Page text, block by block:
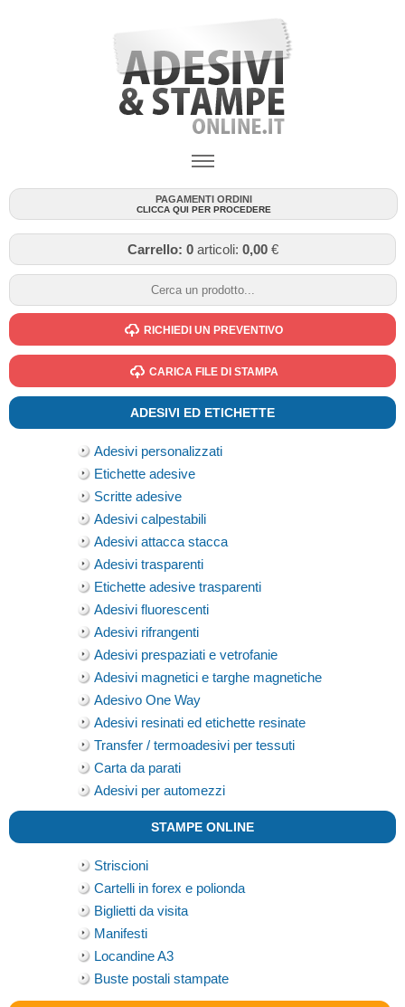
PAGAMENTI ORDINI
CLICCA QUI PER PROCEDERE
Carrello: 0articoli: 0,00€
RICHIEDI UN PREVENTIVO
CARICA FILE DI STAMPA
ADESIVI ED ETICHETTE
Adesivi personalizzati
Etichette adesive
Scritte adesive
Adesivi calpestabili
Adesivi attacca stacca
Adesivi trasparenti
Etichette adesive trasparenti
Adesivi fluorescenti
Adesivi rifrangenti
Adesivi prespaziati e vetrofanie
Adesivi magnetici e targhe magnetiche
Adesivo One Way
Adesivi resinati ed etichette resinate
Transfer / termoadesivi per tessuti
Carta da parati
Adesivi per automezzi
STAMPE ONLINE
Striscioni
Cartelli in forex e polionda
Biglietti da visita
Manifesti
Locandine A3
Buste postali stampate